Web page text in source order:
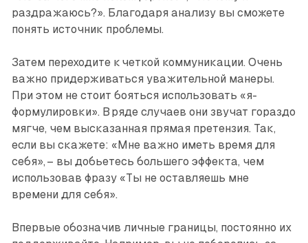
раздражаюсь?». Благодаря анализу вы сможете
понять источник проблемы.
Затем переходите к четкой коммуникации. Очень
важно придерживаться уважительной манеры.
При этом не стоит бояться использовать «я-
формулировки». В ряде случаев они звучат гораздо
мягче, чем высказанная прямая претензия. Так,
если вы скажете: «Мне важно иметь время для
себя», – вы добьетесь большего эффекта, чем
использовав фразу «Ты не оставляешь мне
времени для себя».
Впервые обозначив личные границы, постоянно их